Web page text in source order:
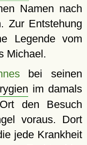
Namen nach
Zur Entstehung
Legende vom
Michael.
bei seinen
im damals
den Besuch
voraus. Dort
jede Krankheit